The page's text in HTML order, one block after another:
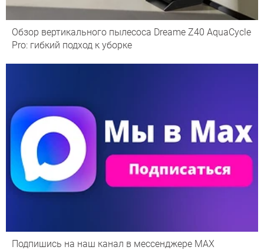
Обзор вертикального пылесоса Dreame Z40 AquaCycle
Pro: гибкий подход к уборке
Подпишись на наш канал в мессенджере МАХ